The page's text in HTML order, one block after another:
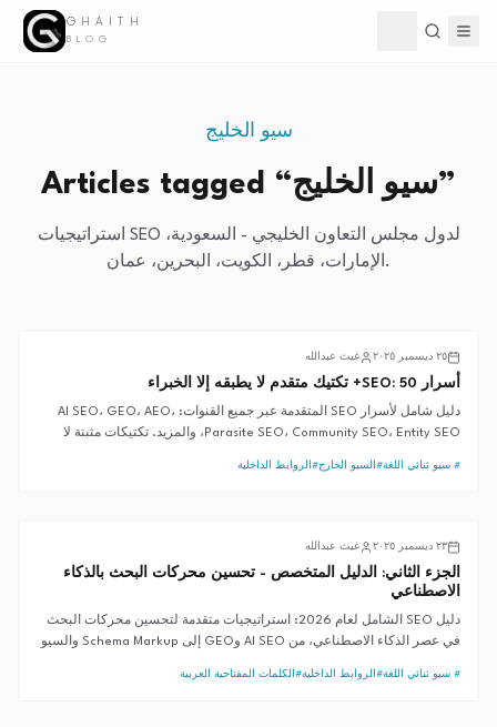
GHAITH
BLOG Toggle theme
سيو الخليج
Articles tagged “سيو الخليج”
استراتيجيات SEO لدول مجلس التعاون الخليجي - السعودية،
الإمارات، قطر، الكويت، البحرين، عمان.
٢٥ ديسمبر ٢٠٢٥
غيث عبدالله
أسرار SEO: 50+ تكتيك متقدم لا يطبقه إلا الخبراء
دليل شامل لأسرار SEO المتقدمة عبر جميع القنوات: AI SEO، GEO، AEO،
Parasite SEO، Community SEO، Entity SEO، والمزيد. تكتيكات مثبتة لا
# سيو ثنائي اللغة# السيو الخارج# الروابط الداخلية
٢٣ ديسمبر ٢٠٢٥
غيث عبدالله
الجزء الثاني: الدليل المتخصص - تحسين محركات البحث بالذكاء
الاصطناعي
دليل SEO الشامل لعام 2026: استراتيجيات متقدمة لتحسين محركات البحث
في عصر الذكاء الاصطناعي، من AI SEO وGEO إلى Schema Markup والسيو
# سيو ثنائي اللغة# الروابط الداخلية# الكلمات المفتاحية العربية